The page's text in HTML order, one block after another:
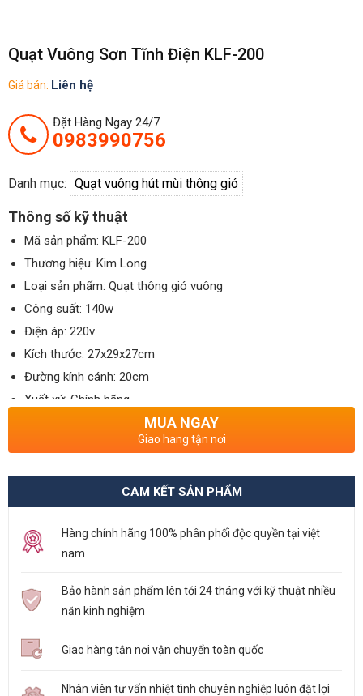
Quạt Vuông Sơn Tĩnh Điện KLF-200
Giá bán: Liên hệ
Đặt Hàng Ngay 24/7
0983990756
Danh mục: Quạt vuông hút mùi thông gió
Thông số kỹ thuật
Mã sản phẩm: KLF-200
Thương hiệu: Kim Long
Loại sản phẩm: Quạt thông gió vuông
Công suất: 140w
Điện áp: 220v
Kích thước: 27x29x27cm
Đường kính cánh: 20cm
Xuất xứ: Chính hãng
MUA NGAY
Giao hang tận nơi
CAM KẾT SẢN PHẨM
Hàng chính hãng 100% phân phối độc quyền tại việt
nam
Bảo hành sản phẩm lên tới 24 tháng với kỹ thuật nhiều
năn kinh nghiệm
Giao hàng tận nơi vận chuyển toàn quốc
Nhân viên tư vấn nhiệt tình chuyên nghiệp luôn đặt lợi